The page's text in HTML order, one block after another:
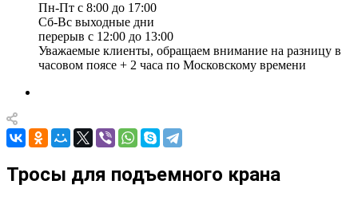
Пн-Пт с 8:00 до 17:00
Сб-Вс выходные дни
перерыв с 12:00 до 13:00
Уважаемые клиенты, обращаем внимание на разницу в
часовом поясе + 2 часа по Московскому времени
Тросы для подъемного крана